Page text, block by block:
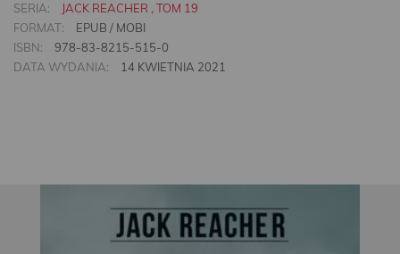
SERIA:
JACK REACHER , TOM 19
FORMAT:
EPUB / MOBI
ISBN:
978-83-8215-515-0
DATA WYDANIA:
14 KWIETNIA 2021